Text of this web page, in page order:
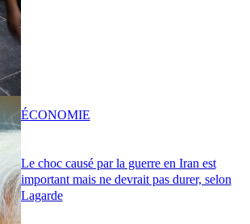
Le choc causé par la guerre en Iran est
important mais ne devrait pas durer, selon
Lagarde
ÉCONOMIE